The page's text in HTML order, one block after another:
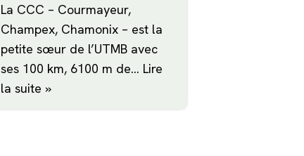
La CCC – Courmayeur,
Champex, Chamonix – est la
petite sœur de l’UTMB avec
ses 100 km, 6100 m de… Lire
la suite »